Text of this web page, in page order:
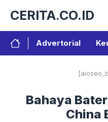
isi
CERITA.CO.ID
Advertorial
Bahaya
China